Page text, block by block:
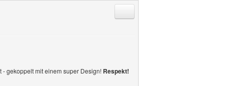
gekoppelt mit einem super Design! Respekt!